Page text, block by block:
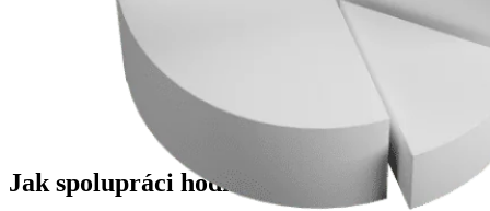
Jak spolupráci hodnotí klienti?